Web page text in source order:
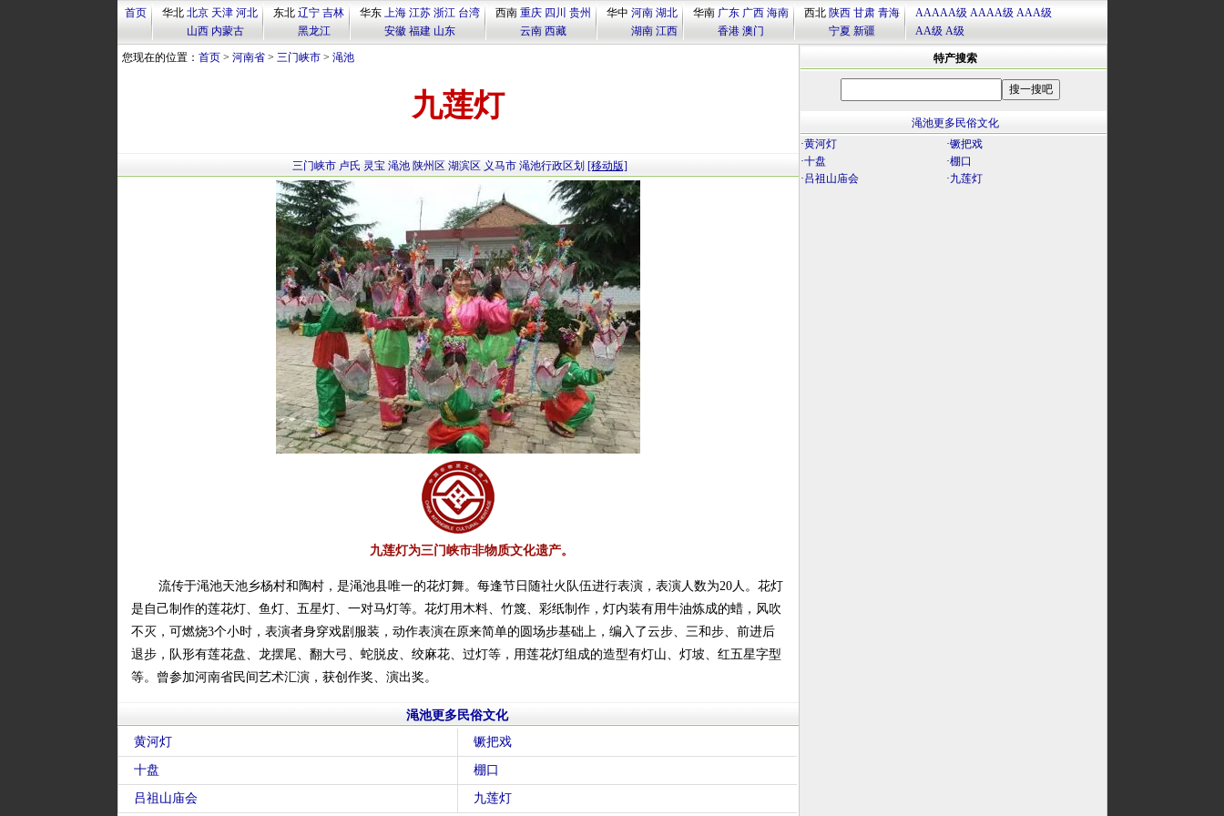
首页 华北 北京 天津 河北
山西 内蒙古
东北 辽宁 吉林
黑龙江
华东 上海 江苏 浙江 台湾
安徽 福建 山东
西南 重庆 四川 贵州
云南 西藏
华中 河南 湖北
湖南 江西
华南 广东 广西 海南
香港 澳门
西北 陕西 甘肃 青海
宁夏 新疆
AAAAA级 AAAA级 AAA级
AA级 A级
您现在的位置： 首页> 河南省> 三门峡市> 渑池
九莲灯
三门峡市 卢氏 灵宝 渑池 陕州区 湖滨区 义马市 渑池行政区划 [移动版]
九莲灯为三门峡市非物质文化遗产。
流传于渑池天池乡杨村和陶村，是渑池县唯一的花灯舞。每逢节日随社火队伍进行表演，表演人数为20人。花灯
是自己制作的莲花灯、鱼灯、五星灯、一对马灯等。花灯用木料、竹篾、彩纸制作，灯内装有用牛油炼成的蜡，风吹
不灭，可燃烧3个小时，表演者身穿戏剧服装，动作表演在原来简单的圆场步基础上，编入了云步、三和步、前进后
退步，队形有莲花盘、龙摆尾、翻大弓、蛇脱皮、绞麻花、过灯等，用莲花灯组成的造型有灯山、灯坡、红五星字型
等。曾参加河南省民间艺术汇演，获创作奖、演出奖。
渑池更多民俗文化
黄河灯
镢把戏
十盘 棚口
吕祖山庙会 九莲灯
特产搜索
渑池更多民俗文化
·黄河灯 ·镢把戏
·十盘 ·棚口
·吕祖山庙会 ·九莲灯